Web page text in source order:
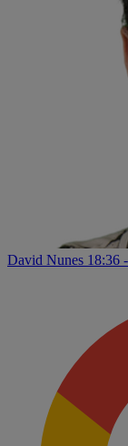
David Nunes 18:36